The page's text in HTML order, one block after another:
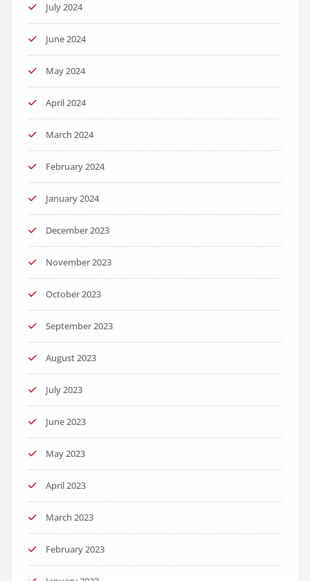
July 2024
June 2024
May 2024
April 2024
March 2024
February 2024
January 2024
December 2023
November 2023
October 2023
September 2023
August 2023
July 2023
June 2023
May 2023
April 2023
March 2023
February 2023